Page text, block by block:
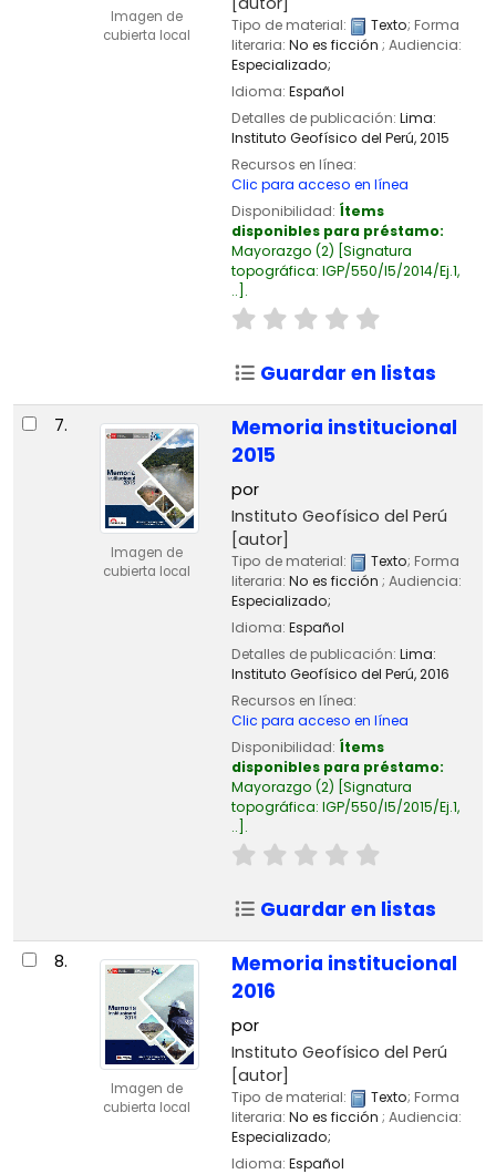
Imagen de
cubierta local
Tipo de material: Texto; Forma
literaria: No es ficción ; Audiencia:
Especializado;
Idioma: Español
Detalles de publicación: Lima:
Instituto Geofísico del Perú,2015
Recursos en línea:
Clic para acceso en línea
Disponibilidad: Ítems
disponibles para préstamo:
Mayorazgo (2) Signatura
topográfica: IGP/550/I5/2014/Ej.1,
.. .
Guardar en listas
7.
Imagen de
cubierta local
Memoria institucional
2015
por
Instituto Geofísico del Perú
[autor]
Tipo de material: Texto; Forma
literaria: No es ficción ; Audiencia:
Especializado;
Idioma: Español
Detalles de publicación: Lima:
Instituto Geofísico del Perú,2016
Recursos en línea:
Clic para acceso en línea
Disponibilidad: Ítems
disponibles para préstamo:
Mayorazgo (2) Signatura
topográfica: IGP/550/I5/2015/Ej.1,
.. .
Guardar en listas
8.
Imagen de
cubierta local
Memoria institucional
2016
por
Instituto Geofísico del Perú
[autor]
Tipo de material: Texto; Forma
literaria: No es ficción ; Audiencia:
Especializado;
Idioma: Español